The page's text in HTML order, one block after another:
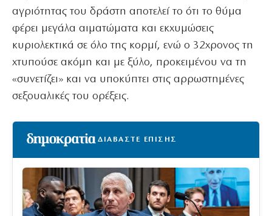
αγριότητας του δράστη αποτελεί το ότι το θύμα
φέρει μεγάλα αιματώματα και εκχυμώσεις
κυριολεκτικά σε όλο της κορμί, ενώ ο 32χρονος τη
χτυπούσε ακόμη και με ξύλο, προκειμένου να τη
«συνετίζει» και να υποκύπτει στις αρρωστημένες
σεξουαλικές του ορέξεις.
ΔΙΑΒΑΣΤΕ ΕΠΙΣΗΣ